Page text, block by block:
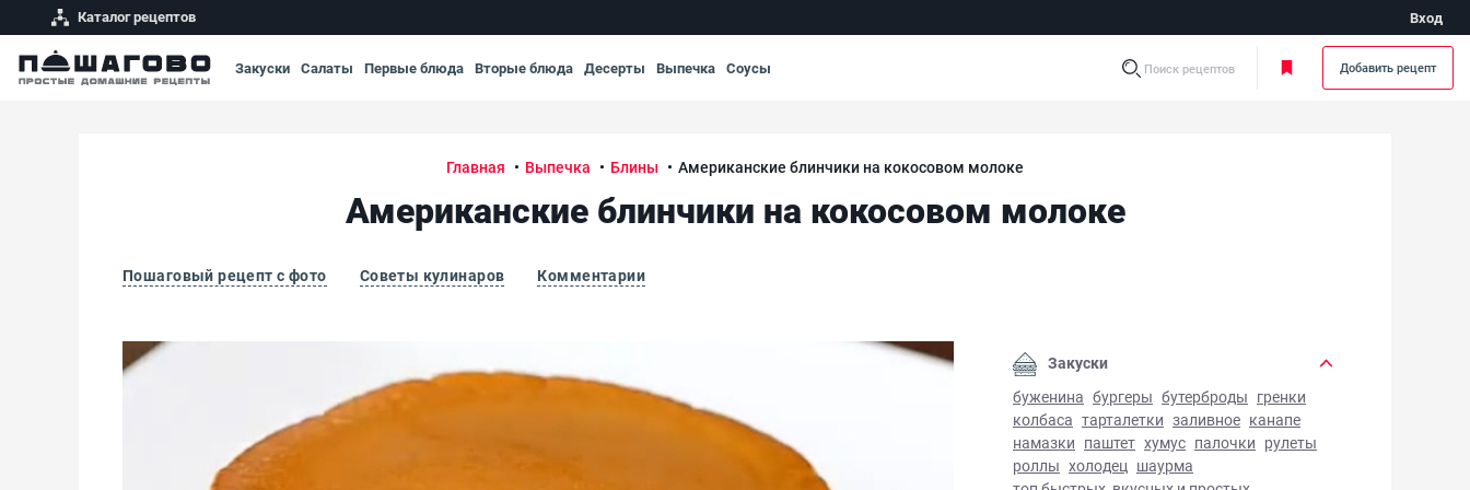
Каталог рецептов Вход
Закуски Салаты Первые блюда Вторые блюда Десерты Выпечка Соусы Поиск рецептов Добавить рецепт
Главная Выпечка Блины Американские блинчики на кокосовом молоке
Американские блинчики на кокосовом молоке
Пошаговый рецепт с фото Советы кулинаров Комментарии
Американские блинчики на кокосовом молоке Американские блинчики на кокосовом молоке - фото
Закуски
буженина бургеры бутерброды гренки
колбаса тарталетки заливное канапе
намазки паштет хумус палочки рулеты
роллы холодец шаурма